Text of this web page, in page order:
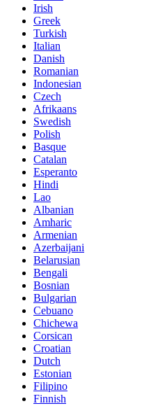
Irish
Greek
Turkish
Italian
Danish
Romanian
Indonesian
Czech
Afrikaans
Swedish
Polish
Basque
Catalan
Esperanto
Hindi
Lao
Albanian
Amharic
Armenian
Azerbaijani
Belarusian
Bengali
Bosnian
Bulgarian
Cebuano
Chichewa
Corsican
Croatian
Dutch
Estonian
Filipino
Finnish